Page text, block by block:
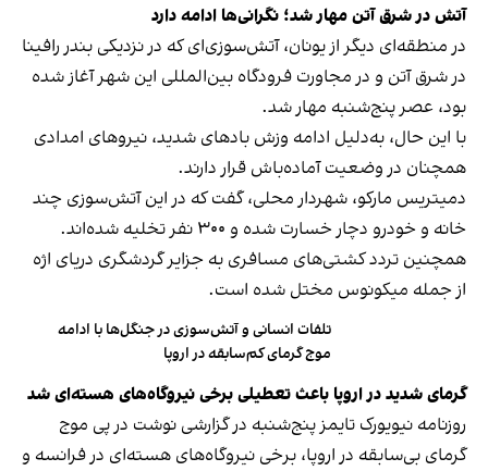
آتش در شرق آتن مهار شد؛ نگرانی‌ها ادامه دارد
در منطقه‌ای دیگر از یونان، آتش‌سوزی‌ای که در نزدیکی بندر رافینا
در شرق آتن و در مجاورت فرودگاه بین‌المللی این شهر آغاز شده
بود، عصر پنج‌شنبه مهار شد.
با این حال، به‌دلیل ادامه وزش بادهای شدید، نیروهای امدادی
همچنان در وضعیت آماده‌باش قرار دارند.
دمیتریس مارکو، شهردار محلی، گفت که در این آتش‌سوزی چند
خانه و خودرو دچار خسارت شده و ۳۰۰ نفر تخلیه شده‌اند.
همچنین تردد کشتی‌های مسافری به جزایر گردشگری دریای اژه
از جمله میکونوس مختل شده است.
تلفات انسانی و آتش‌سوزی در جنگل‌ها با ادامه
موج گرمای کم‌سابقه در اروپا
گرمای شدید در اروپا باعث تعطیلی برخی نیروگاه‌های هسته‌ای شد
روزنامه نیویورک‌ تایمز پنج‌شنبه در گزارشی نوشت در پی موج
گرمای بی‌سابقه در اروپا، برخی نیروگاه‌های هسته‌ای در فرانسه و